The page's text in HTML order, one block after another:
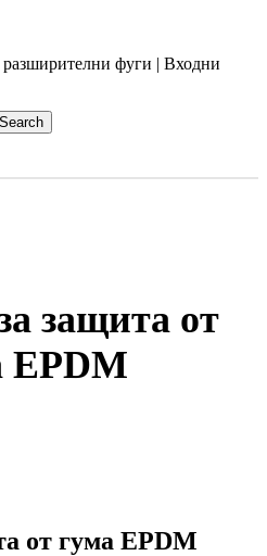
фуги | Входни
защита от
EPDM
от гума EPDM